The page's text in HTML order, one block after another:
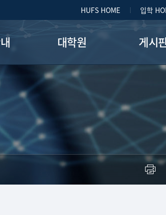
HUFS HOME 입학
리
사항
과정
대학원
대학원 학과소개
대학원 교과목
게시
취업정보
자료실
FAQ
뉴스레
자격증